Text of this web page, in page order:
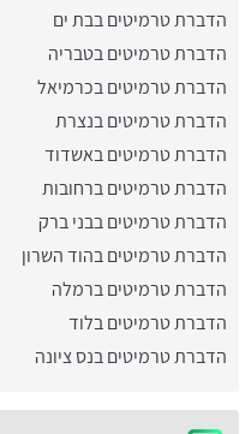
הדברת טרמיטים בבת ים
הדברת טרמיטים בטבריה
הדברת טרמיטים בכרמיאל
הדברת טרמיטים בנצרת
הדברת טרמיטים באשדוד
הדברת טרמיטים ברחובות
הדברת טרמיטים בבני ברק
הדברת טרמיטים בהוד השרון
הדברת טרמיטים ברמלה
הדברת טרמיטים בלוד
הדברת טרמיטים בנס ציונה